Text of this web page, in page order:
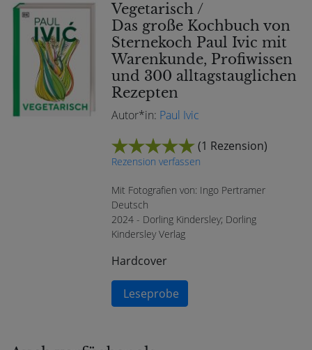
Vegetarisch /
Das große Kochbuch von
Sternekoch Paul Ivic mit
Warenkunde, Profiwissen
und 300 alltagstauglichen
Rezepten
Autor*in: Paul Ivic
(1 Rezension)
Rezension verfassen
Mit Fotografien von: Ingo Pertramer
Deutsch
2024 - Dorling Kindersley; Dorling
Kindersley Verlag
Hardcover
Leseprobe